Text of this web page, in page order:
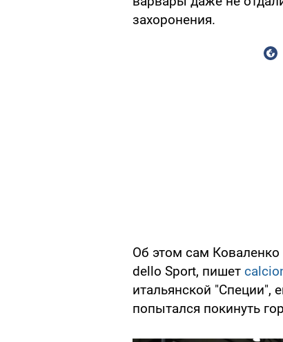
захоронения.
Об этом сам
dello Sport, пишет
итальянской "Специи",
попытался покинуть